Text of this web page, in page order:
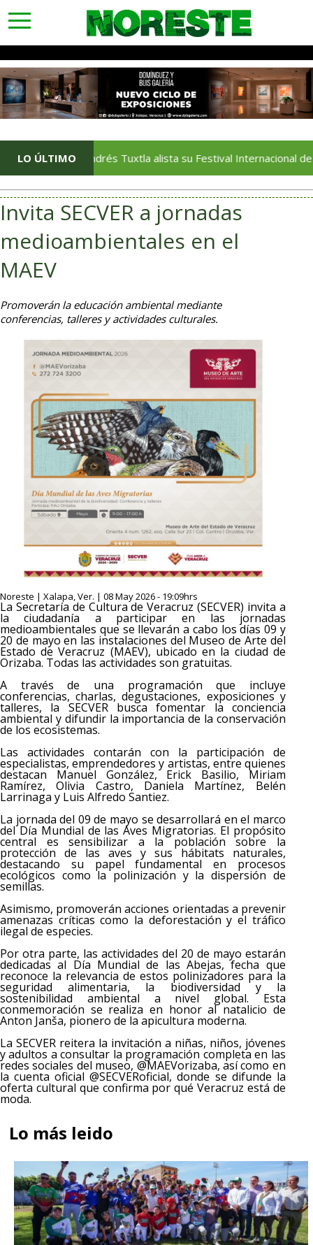
toggle
navigation
LO ÚLTIMO
San Andrés Tuxtla alista su Festival Internacional de Globos
Invita SECVER a jornadas
medioambientales en el
MAEV
Promoverán la educación ambiental mediante
conferencias, talleres y actividades culturales.
Noreste | Xalapa, Ver. | 08 May 2026 - 19:09hrs
La Secretaría de Cultura de Veracruz (SECVER) invita a
la ciudadanía a participar en las jornadas
medioambientales que se llevarán a cabo los días 09 y
20 de mayo en las instalaciones del Museo de Arte del
Estado de Veracruz (MAEV), ubicado en la ciudad de
Orizaba. Todas las actividades son gratuitas.
A través de una programación que incluye
conferencias, charlas, degustaciones, exposiciones y
talleres, la SECVER busca fomentar la conciencia
ambiental y difundir la importancia de la conservación
de los ecosistemas.
Las actividades contarán con la participación de
especialistas, emprendedores y artistas, entre quienes
destacan Manuel González, Erick Basilio, Miriam
Ramírez, Olivia Castro, Daniela Martínez, Belén
Larrinaga y Luis Alfredo Santiez.
La jornada del 09 de mayo se desarrollará en el marco
del Día Mundial de las Aves Migratorias. El propósito
central es sensibilizar a la población sobre la
protección de las aves y sus hábitats naturales,
destacando su papel fundamental en procesos
ecológicos como la polinización y la dispersión de
semillas.
Asimismo, promoverán acciones orientadas a prevenir
amenazas críticas como la deforestación y el tráfico
ilegal de especies.
Por otra parte, las actividades del 20 de mayo estarán
dedicadas al Día Mundial de las Abejas, fecha que
reconoce la relevancia de estos polinizadores para la
seguridad alimentaria, la biodiversidad y la
sostenibilidad ambiental a nivel global. Esta
conmemoración se realiza en honor al natalicio de
Anton Janša, pionero de la apicultura moderna.
La SECVER reitera la invitación a niñas, niños, jóvenes
y adultos a consultar la programación completa en las
redes sociales del museo, @MAEVorizaba, así como en
la cuenta oficial @SECVERoficial, donde se difunde la
oferta cultural que confirma por qué Veracruz está de
moda.
Lo más leido